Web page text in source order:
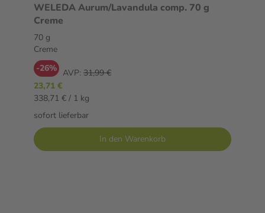
WELEDA Aurum/Lavandula comp. 70 g
Creme
70 g
Creme
-26% AVP: 31,99 €
23,71 €
338,71 € / 1 kg
sofort lieferbar
In den Warenkorb